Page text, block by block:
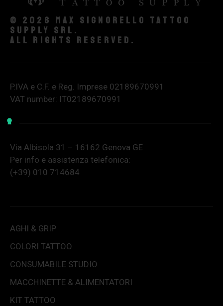
© 2026 Max Signorello Tattoo
supply srl.
All rights reserved.
P.IVA e C.F. e Reg. Imprese 02189670991
VAT number: IT02189670991
Via Albisola 31 – 16162 Genova GE
Per info e assistenza telefonica:
(+39) 010 714684
AGHI & GRIP
COLORI TATTOO
CONSUMABILE STUDIO
MACCHINETTE & ALIMENTATORI
KIT TATTOO